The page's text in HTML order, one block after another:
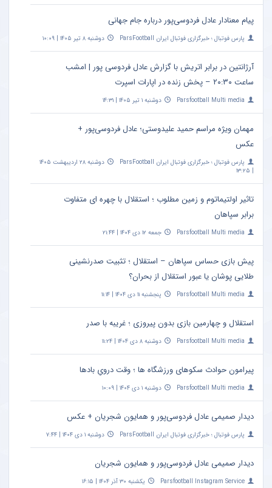
پیام معنادار عادل فردوسی‌پور درباره جام جهانی
پارس فوتبال ؛ خبرگزاری فوتبال ایران ParsFootball دوشنبه ۸ تیر ۱۴۰۵ | ۱۰:۰۹
آرژانتین در برابر اتریش با گزارش عادل فردوسی پور | امشب
ساعت ۲۰:۳۰ – پخش زنده در اپارات اسپرت
Parsfootball Multi media دوشنبه ۱ تیر ۱۴۰۵ | ۱۴:۳۱
مهمان ویژه مراسم حمید علیدوستی؛ عادل فردوسی‌پور +
عکس
پارس فوتبال ؛ خبرگزاری فوتبال ایران ParsFootball
دوشنبه ۲۸ اردیبهشت ۱۴۰۵
| ۱۳:۲۵
تاثیر اولتیماتوم و زمین مطلوب ؛ استقلال با چهره ای متفاوت
برابر سپاهان
Parsfootball Multi media جمعه ۱۲ دی ۱۴۰۴ | ۲۱:۴۴
پیش بازی حساس سپاهان – استقلال ؛ تثبیت صدرنشینی
طلایی پوشان یا عبور استقلال از بحران؟
Parsfootball Multi media پنجشنبه ۱۱ دی ۱۴۰۴ | ۱۱:۱۴
استقلال و چهارمین بازی بدون پیروزی ؛ غریبه با صدر
Parsfootball Multi media دوشنبه ۸ دی ۱۴۰۴ | ۱۱:۲۴
پیرامون حوادث سکوهای ورزشگاه ها ؛ وقت درویِ بادها
Parsfootball Multi media دوشنبه ۱ دی ۱۴۰۴ | ۱۰:۰۹
دیدار صمیمی عادل فردوسی‌پور و همایون شجریان + عکس
پارس فوتبال ؛ خبرگزاری فوتبال ایران ParsFootball دوشنبه ۱ دی ۱۴۰۴ | ۷:۴۴
دیدار صمیمی عادل فردوسی‌پور و همایون شجریان
Parsfootball Instagram Service یکشنبه ۳۰ آذر ۱۴۰۴ | ۱۶:۱۵